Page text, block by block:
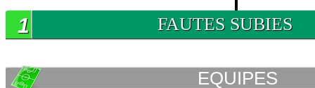
FAUTES SUBIES
1
EQUIPES